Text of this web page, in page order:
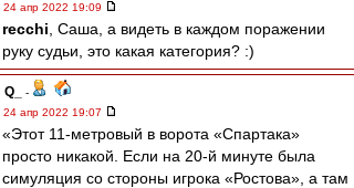
24 апр 2022 19:09
recchi , Саша, а видеть в каждом поражении
руку судьи, это какая категория? :)
Q_
-
24 апр 2022 19:07
«Этот 11-метровый в ворота «Спартака»
просто никакой. Если на 20-й минуте была
симуляция со стороны игрока «Ростова», а там